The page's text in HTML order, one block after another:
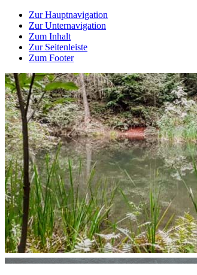
Zur Hauptnavigation
Zur Unternavigation
Zum Inhalt
Zur Seitenleiste
Zum Footer